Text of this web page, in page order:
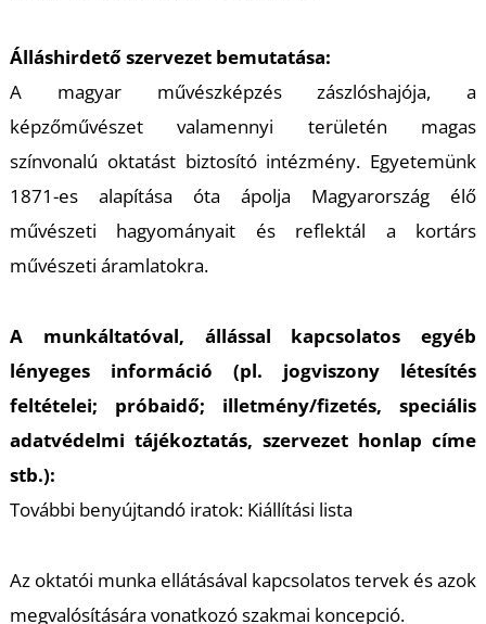
Álláshirdető szervezet bemutatása:
A magyar művészképzés zászlóshajója, a
képzőművészet valamennyi területén magas
színvonalú oktatást biztosító intézmény. Egyetemünk
1871-es alapítása óta ápolja Magyarország élő
művészeti hagyományait és reflektál a kortárs
művészeti áramlatokra.
A munkáltatóval, állással kapcsolatos egyéb
lényeges információ (pl. jogviszony létesítés
feltételei; próbaidő; illetmény/fizetés, speciális
adatvédelmi tájékoztatás, szervezet honlap címe
stb.):
További benyújtandó iratok: Kiállítási lista
Az oktatói munka ellátásával kapcsolatos tervek és azok
megvalósítására vonatkozó szakmai koncepció.